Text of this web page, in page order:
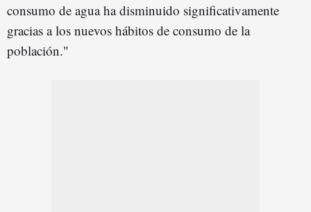
consumo de agua ha disminuido significativamente
gracias a los nuevos hábitos de consumo de la
población."